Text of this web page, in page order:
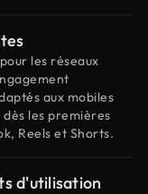
les réseaux
aux mobiles
les premières
Reels et Shorts.
d'utilisation